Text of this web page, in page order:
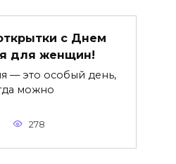
c Днем
для женщин!
— это особый день,
можно
278